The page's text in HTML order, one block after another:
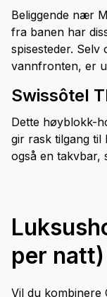
Beliggende nær
fra banen har
spisesteder. Selv
vannfronten, er
Swissôtel
Dette høyblokk-
gir rask tilgang til
også en takvbar,
per natt)
Vil du kombinere